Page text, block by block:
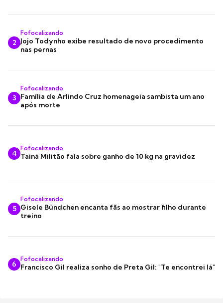
2
Fofocalizando
Jojo Todynho exibe resultado de novo procedimento
nas pernas
3
Fofocalizando
Família de Arlindo Cruz homenageia sambista um ano
após morte
4
Fofocalizando
Tainá Militão fala sobre ganho de 10 kg na gravidez
5
Fofocalizando
Gisele Bündchen encanta fãs ao mostrar filho durante
treino
6
Fofocalizando
Francisco Gil realiza sonho de Preta Gil: "Te encontrei lá"